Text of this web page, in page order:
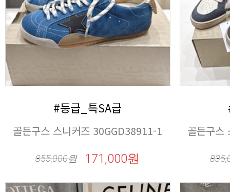
#등급_특SA급
골든구스 스니커즈 30GGD38911-1
855,000원 171,000원
골든구스